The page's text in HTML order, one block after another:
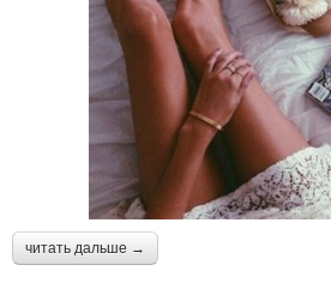
читать дальше →